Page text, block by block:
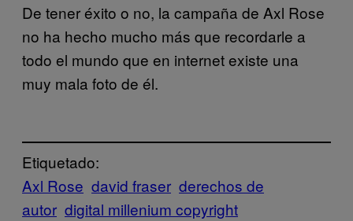
De tener éxito o no, la campaña de Axl Rose
no ha hecho mucho más que recordarle a
todo el mundo que en internet existe una
muy mala foto de él.
Etiquetado:
Axl Rose david fraser derechos de
autor digital millenium copyright